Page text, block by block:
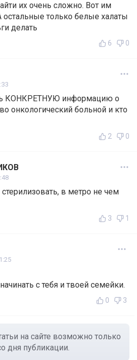
их очень сложно. Вот им
только белые халаты
делать
6 0
КОНКРЕТНУЮ информацию о
онкологический больной и кто
2 0
в метро не чем
3 1
с тебя и твоей семейки.
0 3
на сайте возможно только
дня публикации.